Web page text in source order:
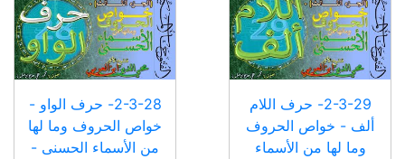
2-3-29- حرف اللام
ألف - خواص الحروف
وما لها من الأسماء
2-3-28- حرف الواو -
خواص الحروف وما لها
من الأسماء الحسنى -